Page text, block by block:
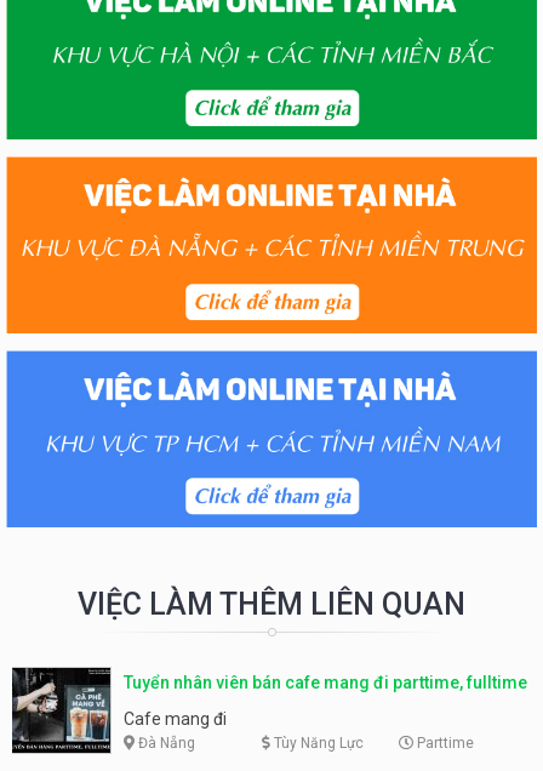
VIỆC LÀM THÊM LIÊN QUAN
Tuyển nhân viên bán cafe mang đi parttime, fulltime
Cafe mang đi
Đà Nẵng Tùy Năng Lực Parttime